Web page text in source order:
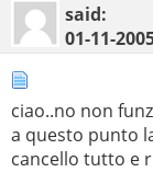
said:
01-11-
ciao..no non
a questo punto
cancello tutto e